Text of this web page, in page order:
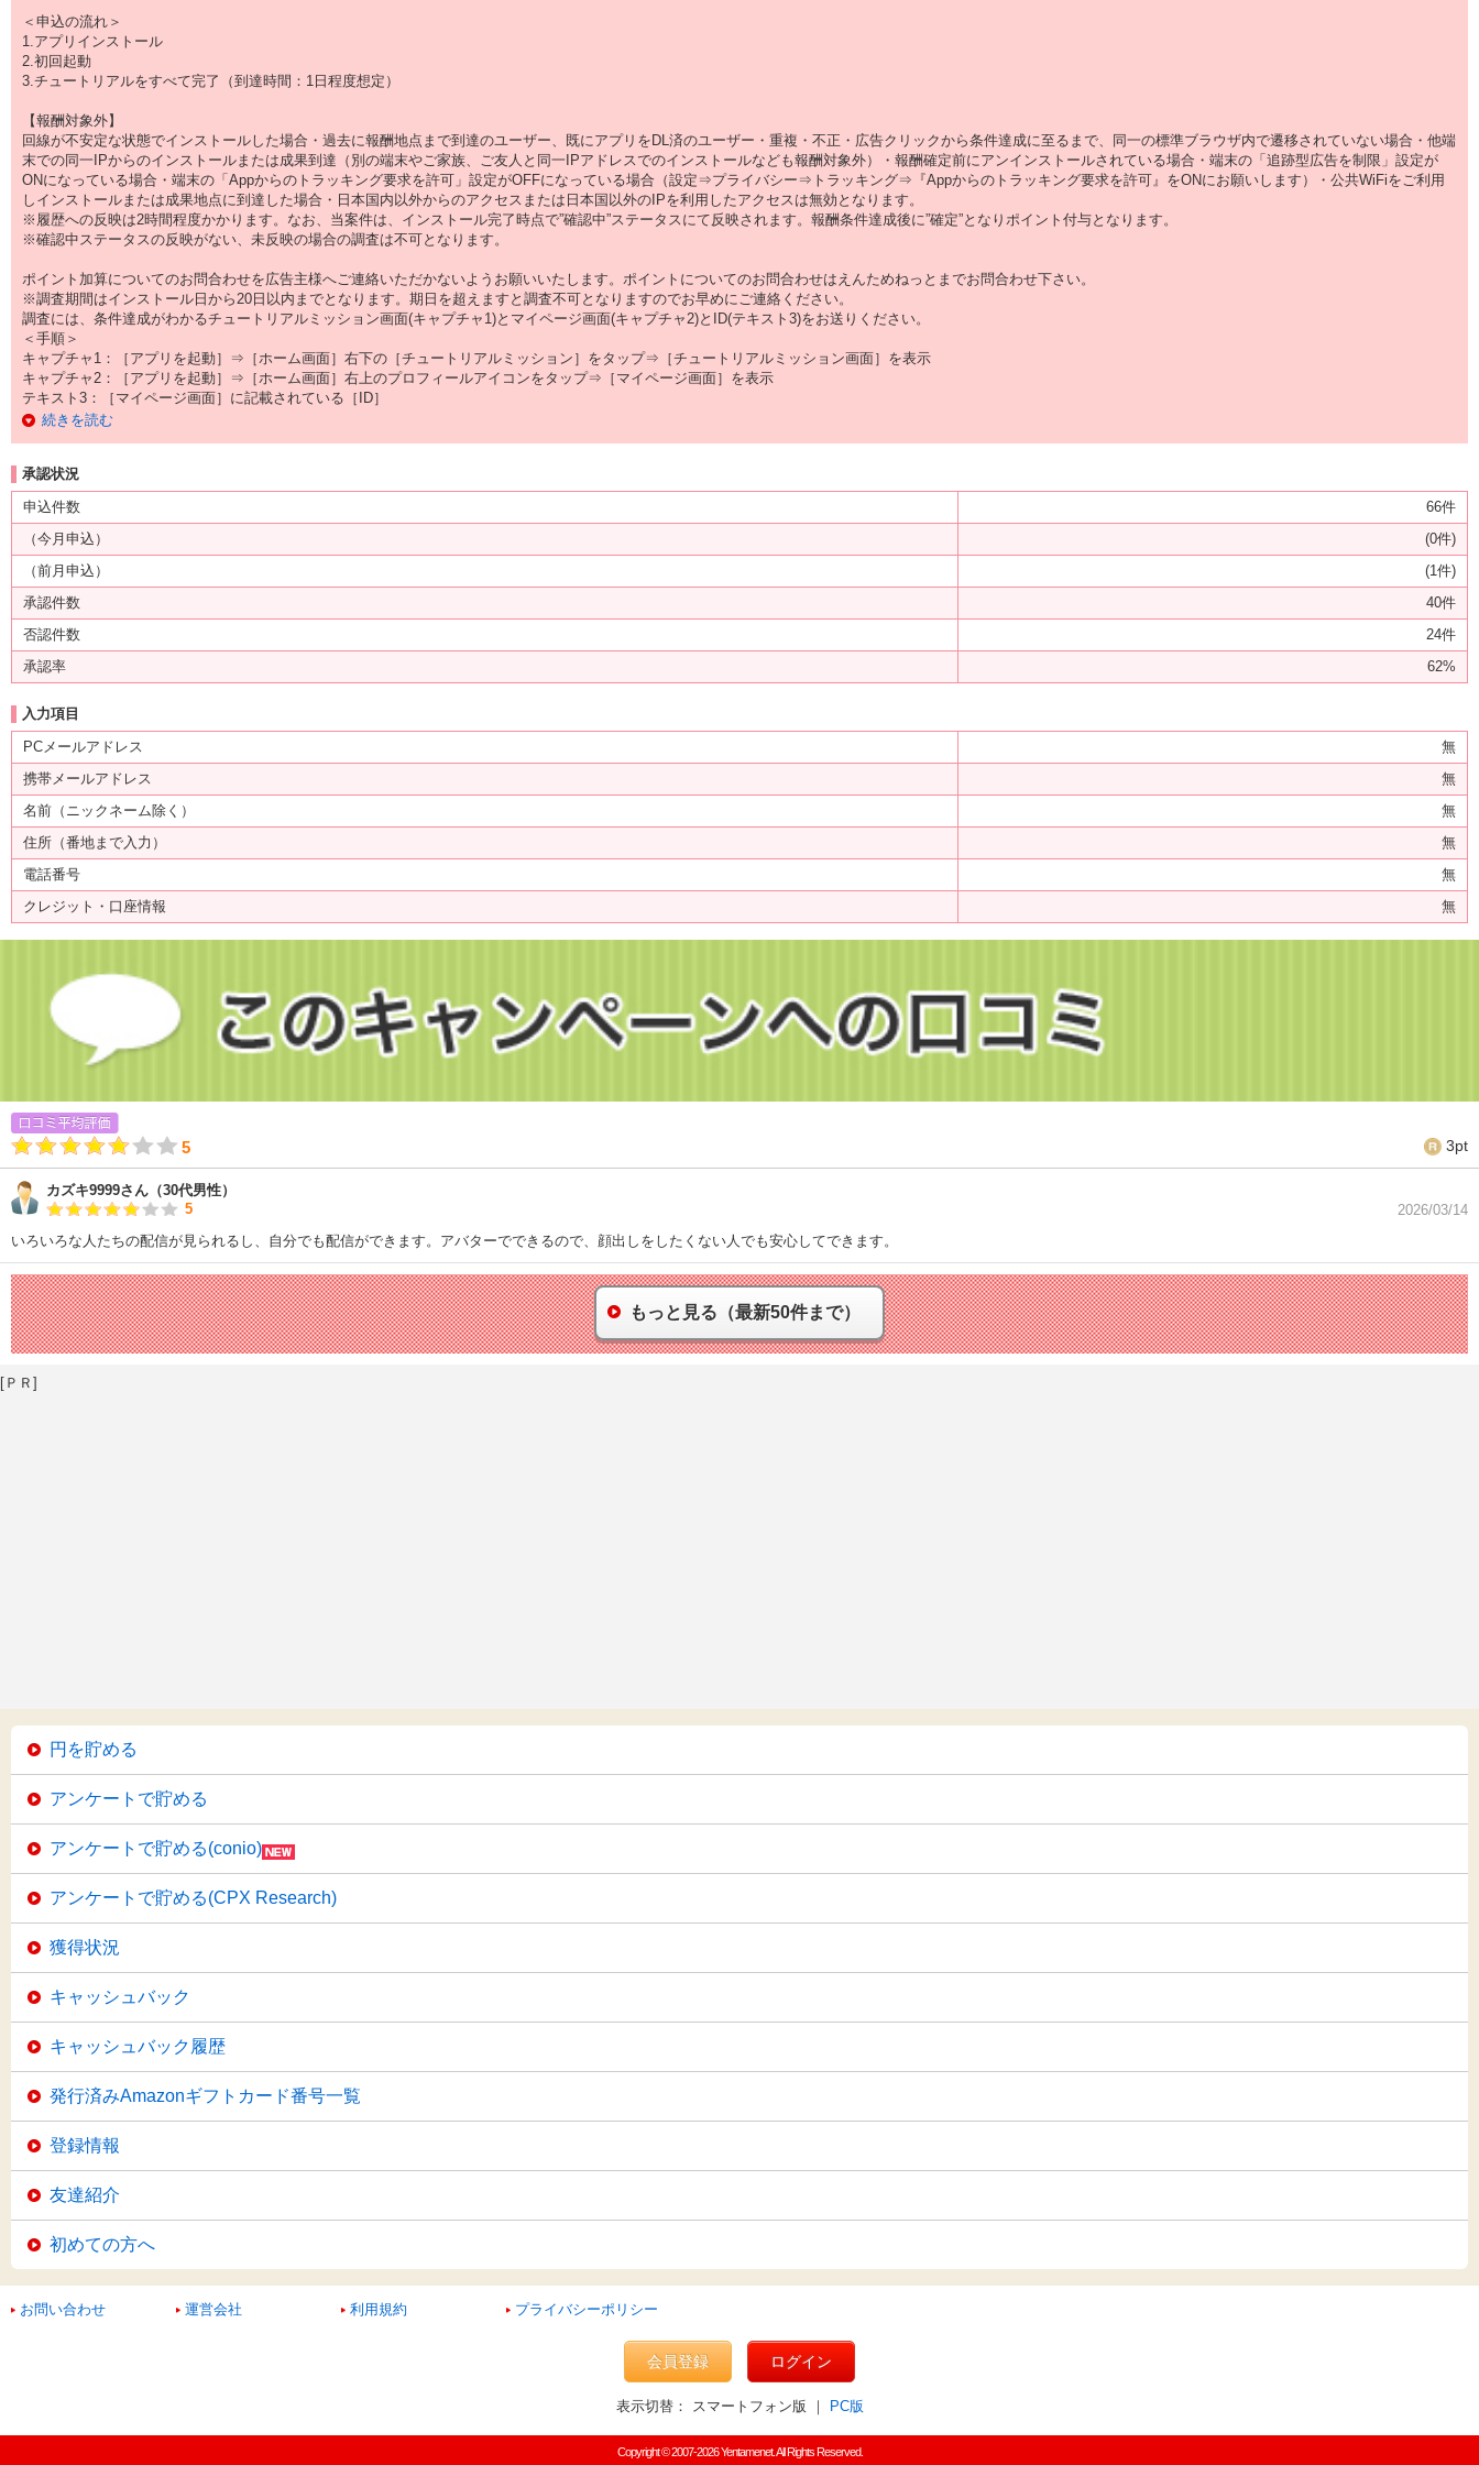
＜申込の流れ＞
1.アプリインストール
2.初回起動
3.チュートリアルをすべて完了（到達時間：1日程度想定）
【報酬対象外】
回線が不安定な状態でインストールした場合・過去に報酬地点まで到達のユーザー、既にアプリをDL済のユーザー・重複・不正・広告クリックから条件達成に至るまで、同一の標準ブラウザ内で遷移されていない場合・他端
末での同一IPからのインストールまたは成果到達（別の端末やご家族、ご友人と同一IPアドレスでのインストールなども報酬対象外）・報酬確定前にアンインストールされている場合・端末の「追跡型広告を制限」設定が
ONになっている場合・端末の「Appからのトラッキング要求を許可」設定がOFFになっている場合（設定⇒プライバシー⇒トラッキング⇒『Appからのトラッキング要求を許可』をONにお願いします）・公共WiFiをご利用
しインストールまたは成果地点に到達した場合・日本国内以外からのアクセスまたは日本国以外のIPを利用したアクセスは無効となります。
※履歴への反映は2時間程度かかります。なお、当案件は、インストール完了時点で”確認中”ステータスにて反映されます。報酬条件達成後に”確定”となりポイント付与となります。
※確認中ステータスの反映がない、未反映の場合の調査は不可となります。
ポイント加算についてのお問合わせを広告主様へご連絡いただかないようお願いいたします。ポイントについてのお問合わせはえんためねっとまでお問合わせ下さい。
※調査期間はインストール日から20日以内までとなります。期日を超えますと調査不可となりますのでお早めにご連絡ください。
調査には、条件達成がわかるチュートリアルミッション画面(キャプチャ1)とマイページ画面(キャプチャ2)とID(テキスト3)をお送りください。
＜手順＞
キャプチャ1：［アプリを起動］⇒［ホーム画面］右下の［チュートリアルミッション］をタップ⇒［チュートリアルミッション画面］を表示
キャプチャ2：［アプリを起動］⇒［ホーム画面］右上のプロフィールアイコンをタップ⇒［マイページ画面］を表示
テキスト3：［マイページ画面］に記載されている［ID］
続きを読む
承認状況
申込件数
66件
（今月申込）
(0件)
（前月申込）
(1件)
承認件数
40件
否認件数
24件
承認率
62%
入力項目
PCメールアドレス
無
携帯メールアドレス
無
名前（ニックネーム除く）
無
住所（番地まで入力）
無
電話番号
無
クレジット・口座情報
無
5 3pt
カズキ9999さん（30代男性）
5
2026/03/14
いろいろな人たちの配信が見られるし、自分でも配信ができます。アバターでできるので、顔出しをしたくない人でも安心してできます。
もっと見る（最新50件まで）
[ＰＲ]
円を貯める
アンケートで貯める
アンケートで貯める(conio)
アンケートで貯める(CPX Research)
獲得状況
キャッシュバック
キャッシュバック履歴
発行済みAmazonギフトカード番号一覧
登録情報
友達紹介
初めての方へ
お問い合わせ 運営会社 利用規約 プライバシーポリシー
会員登録 ログイン
表示切替： スマートフォン版 ｜ PC版
Copyright © 2007-2026 Yentamenet. All Rights Reserved.